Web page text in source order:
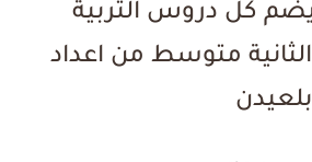
كل دروس التربية
متوسط من اعداد